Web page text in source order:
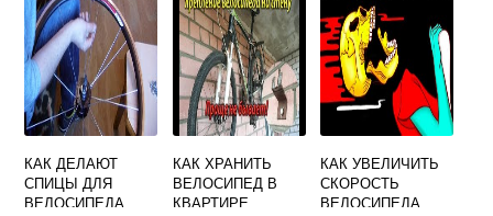
КАК ДЕЛАЮТ
СПИЦЫ ДЛЯ
ВЕЛОСИПЕДА
КАК ХРАНИТЬ
ВЕЛОСИПЕД В
КВАРТИРЕ
КАК УВЕЛИЧИТЬ
СКОРОСТЬ
ВЕЛОСИПЕДА